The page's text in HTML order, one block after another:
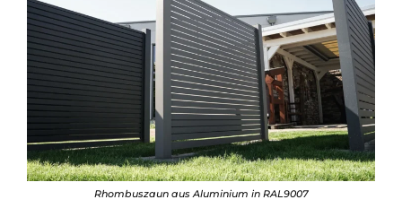
Rhombuszaun aus Aluminium in RAL9007